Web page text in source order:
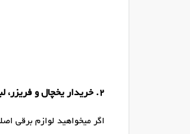
2. خریدار یخچال و فریزر، لباسشویی و ظرفشویی (ال جی و سامسونگ)
اگر میخواهید لوازم برقی